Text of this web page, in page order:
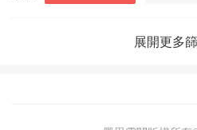
展開更多